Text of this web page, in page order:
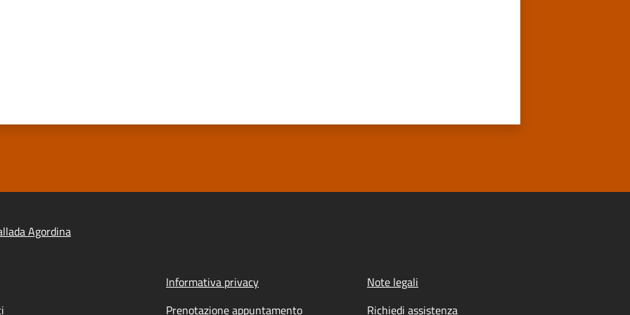
Agordina
Informativa privacy
Note legali
Prenotazione appuntamento Richiedi assistenza